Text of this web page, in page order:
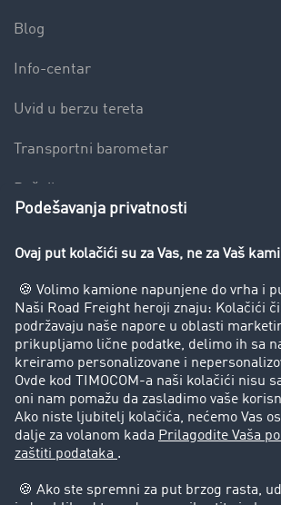
Blog
Info-centar
Uvid u berzu tereta
Transportni barometar
Preduzeće
Uspešne priče
Korisnici preporučuju korisnike
Pravna pitanja
Impressum
Opšti uslovi korišćenja